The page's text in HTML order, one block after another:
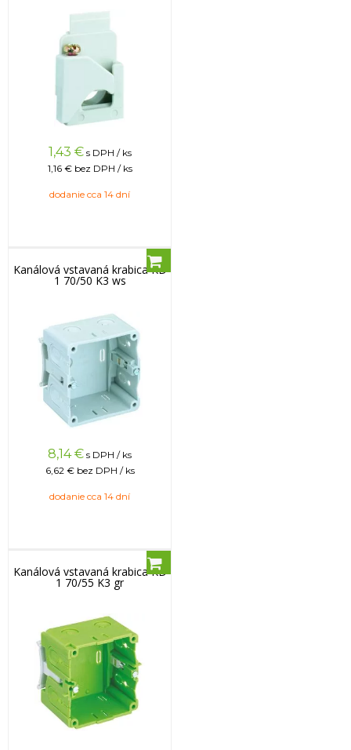
1,43 € s DPH / ks
1,16 € bez DPH / ks
dodanie cca 14 dní
Kanálová vstavaná krabica KD
1 70/50 K3 ws
8,14 € s DPH / ks
6,62 € bez DPH / ks
dodanie cca 14 dní
Kanálová vstavaná krabica KD
1 70/55 K3 gr